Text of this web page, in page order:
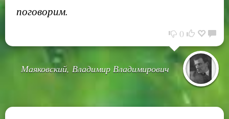
поговорим.
0
Маяковский, Владимир Владимирович